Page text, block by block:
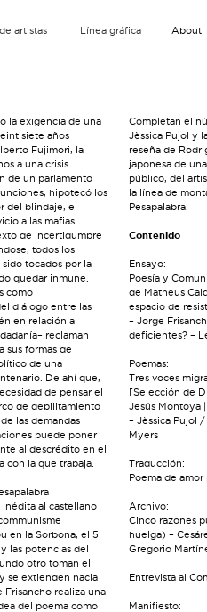
artistas Línea gráfica About
la exigencia de una
años
Fujimori, la
a una crisis
de un parlamento
hipotecó los
del blindaje, el
a las mafias
de incertidumbre
todos los
tocados por la
quedar inmune.
como
diálogo entre las
en relación al
reclaman
sus formas de
de una
De ahí que,
de pensar el
de debilitamiento
las demandas
puede poner
al descrédito en el
con la que trabaja.
al castellano
en la Sorbona, el 5
las potencias del
otro toman el
se extienden hacia
realiza una
del poema como
Completan el
Jèssica Pujol y
reseña de
japonesa de
público, del
la línea de
Pesapalabra.
Contenido
Ensayo:
Poesía y
de Matheus
espacio de
– Jorge
deficientes? –
Poemas:
Tres voces
[Selección de
Jesús Montoya
– Jèssica Pujol
Myers
Traducción:
Poema de amor
Archivo:
Cinco razones
huelga) –
Gregorio
Entrevista al
Manifiesto: